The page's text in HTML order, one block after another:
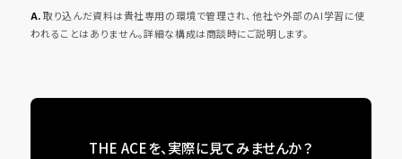
取り込んだ資料は貴社専用の環境で管理され、他社や外部のAI学習に使
われることはありません。詳細な構成は商談時にご説明します。
THE ACEを、実際に見てみませんか？